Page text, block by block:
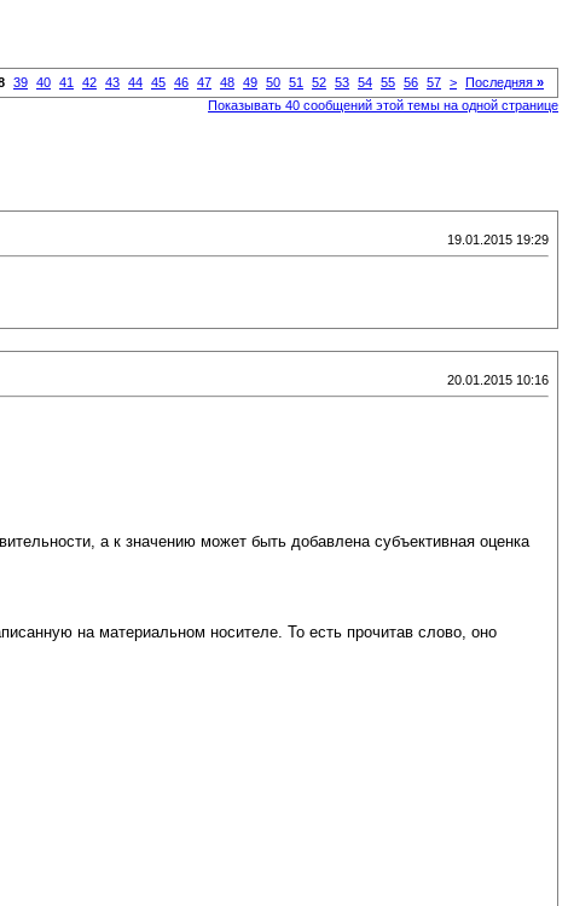
39 40 41 42 43 44 45 46 47 48 49 50 51 52 53 54 55 56 57 > Последняя »
Показывать 40 сообщений этой темы на одной странице
19.01.2015 19:29
20.01.2015 10:16
а к значению может быть добавлена субъективная оценка
на материальном носителе. То есть прочитав слово, оно